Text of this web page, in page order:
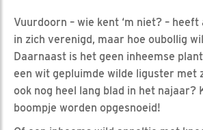
Vuurdoorn – wie kent ‘m niet? –
in zich verenigd, maar hoe oubollig
Daarnaast is het geen inheemse
een wit gepluimde wilde liguster met
ook nog heel lang blad in het najaar?
boompje worden opgesnoeid!